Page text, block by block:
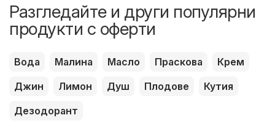
Разгледайте и други популярни
продукти с оферти
Вода Малина Масло Праскова
Крем
Джин
Лимон Душ Плодове
Кутия
Дезодорант